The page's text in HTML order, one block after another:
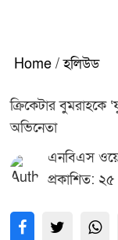
Home / হলিউড
ক্রিকেটার
অভিনেতা
এনবিএস
প্রকাশিত: